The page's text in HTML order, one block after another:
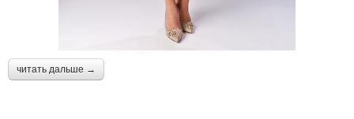
читать дальше →